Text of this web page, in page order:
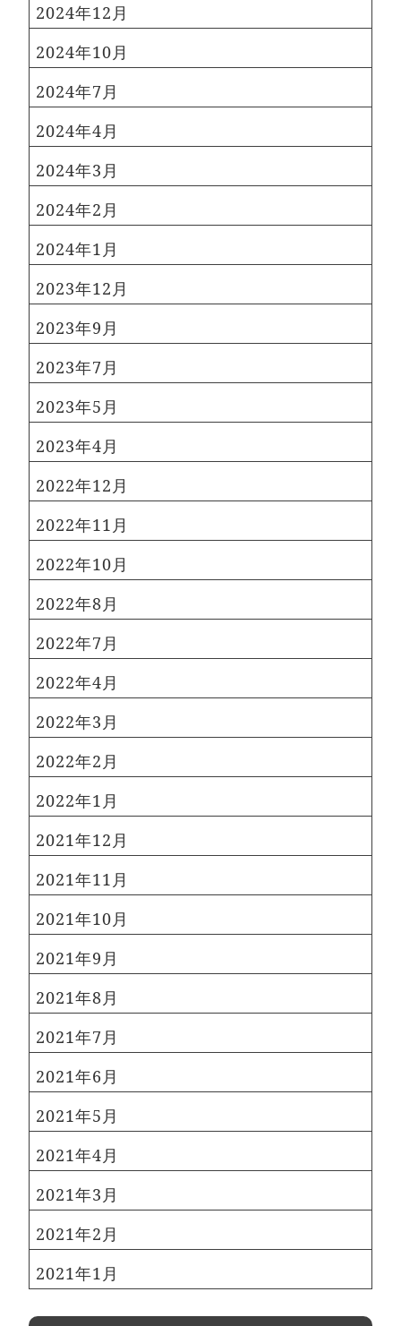
2024年12月
2024年10月
2024年7月
2024年4月
2024年3月
2024年2月
2024年1月
2023年12月
2023年9月
2023年7月
2023年5月
2023年4月
2022年12月
2022年11月
2022年10月
2022年8月
2022年7月
2022年4月
2022年3月
2022年2月
2022年1月
2021年12月
2021年11月
2021年10月
2021年9月
2021年8月
2021年7月
2021年6月
2021年5月
2021年4月
2021年3月
2021年2月
2021年1月